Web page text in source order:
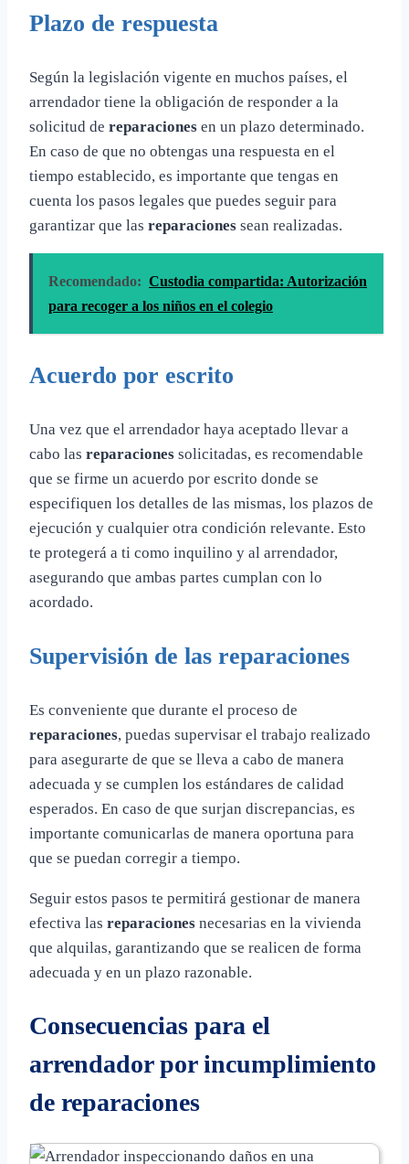
Plazo de respuesta
Según la legislación vigente en muchos países, el
arrendador tiene la obligación de responder a la
solicitud de reparaciones en un plazo determinado.
En caso de que no obtengas una respuesta en el
tiempo establecido, es importante que tengas en
cuenta los pasos legales que puedes seguir para
garantizar que las reparaciones sean realizadas.
Recomendado: Custodia compartida: Autorización
para recoger a los niños en el colegio
Acuerdo por escrito
Una vez que el arrendador haya aceptado llevar a
cabo las reparaciones solicitadas, es recomendable
que se firme un acuerdo por escrito donde se
especifiquen los detalles de las mismas, los plazos de
ejecución y cualquier otra condición relevante. Esto
te protegerá a ti como inquilino y al arrendador,
asegurando que ambas partes cumplan con lo
acordado.
Supervisión de las reparaciones
Es conveniente que durante el proceso de
reparaciones, puedas supervisar el trabajo realizado
para asegurarte de que se lleva a cabo de manera
adecuada y se cumplen los estándares de calidad
esperados. En caso de que surjan discrepancias, es
importante comunicarlas de manera oportuna para
que se puedan corregir a tiempo.
Seguir estos pasos te permitirá gestionar de manera
efectiva las reparaciones necesarias en la vivienda
que alquilas, garantizando que se realicen de forma
adecuada y en un plazo razonable.
Consecuencias para el
arrendador por incumplimiento
de reparaciones